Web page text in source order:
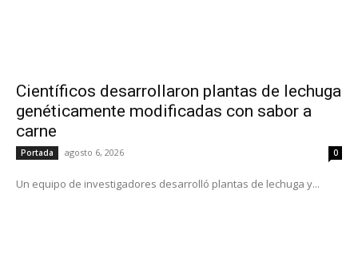
Científicos desarrollaron plantas de lechuga
genéticamente modificadas con sabor a
carne
Portada agosto 6, 2026 0
Un equipo de investigadores desarrolló plantas de lechuga y...